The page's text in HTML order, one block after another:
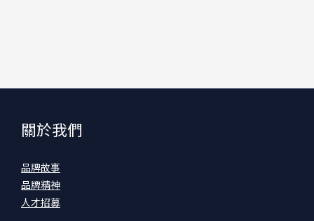
關於我們
品牌故事
品牌精神
人才招募